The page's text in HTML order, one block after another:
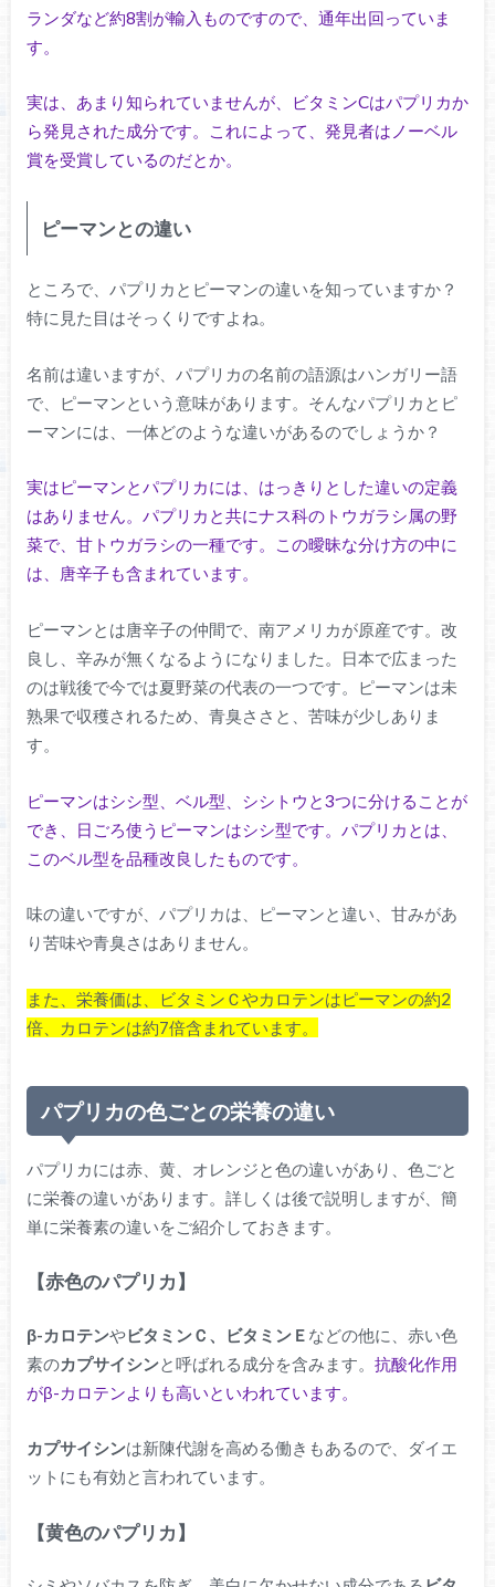
ランダなど約8割が輸入ものですので、通年出回っていま
す。
実は、あまり知られていませんが、ビタミンCはパプリカか
ら発見された成分です。これによって、発見者はノーベル
賞を受賞しているのだとか。
ピーマンとの違い
ところで、パプリカとピーマンの違いを知っていますか？
特に見た目はそっくりですよね。
名前は違いますが、パプリカの名前の語源はハンガリー語
で、ピーマンという意味があります。そんなパプリカとピ
ーマンには、一体どのような違いがあるのでしょうか？
実はピーマンとパプリカには、はっきりとした違いの定義
はありません。パプリカと共にナス科のトウガラシ属の野
菜で、甘トウガラシの一種です。この曖昧な分け方の中に
は、唐辛子も含まれています。
ピーマンとは唐辛子の仲間で、南アメリカが原産です。改
良し、辛みが無くなるようになりました。日本で広まった
のは戦後で今では夏野菜の代表の一つです。ピーマンは未
熟果で収穫されるため、青臭ささと、苦味が少しありま
す。
ピーマンはシシ型、ベル型、シシトウと3つに分けることが
でき、日ごろ使うピーマンはシシ型です。パプリカとは、
このベル型を品種改良したものです。
味の違いですが、パプリカは、ピーマンと違い、甘みがあ
り苦味や青臭さはありません。
また、栄養価は、ビタミンＣやカロテンはピーマンの約2
倍、カロテンは約7倍含まれています。
パプリカの色ごとの栄養の違い
パプリカには赤、黄、オレンジと色の違いがあり、色ごと
に栄養の違いがあります。詳しくは後で説明しますが、簡
単に栄養素の違いをご紹介しておきます。
【赤色のパプリカ】
β-カロテンやビタミンＣ、ビタミンＥ などの他に、赤い色
素のカプサイシンと呼ばれる成分を含みます。 抗酸化作用
がβ-カロテンよりも高いといわれています。
カプサイシンは新陳代謝を高める働きもあるので、ダイエ
ットにも有効と言われています。
【黄色のパプリカ】